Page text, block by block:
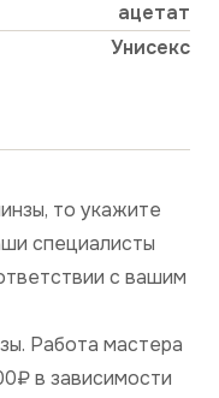
ацетат
Унисекс
то укажите
специалисты
с вашим
Работа мастера
в зависимости